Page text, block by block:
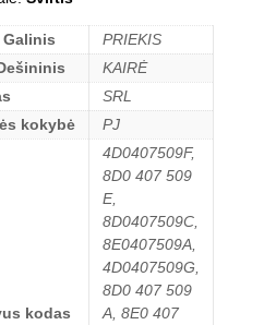
Galinis
PRIEKIS
KAIRĖ
SRL
kokybė
PJ
kodas
4D0407509F,
8D0 407 509
E,
8D0407509C,
8E0407509A,
4D0407509G,
8D0 407 509
A, 8E0 407